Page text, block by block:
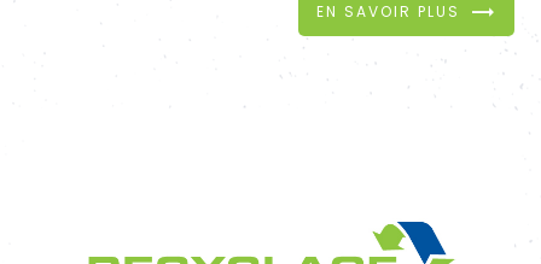
EN SAVOIR PLUS